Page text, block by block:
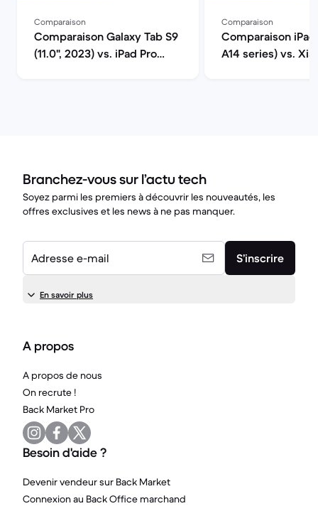
Comparaison
Comparaison Galaxy Tab S9
(11.0", 2023) vs. iPad Pro
Comparaison
Comparaison iPad
A14 series) vs.
Branchez-vous sur l’actu tech
Soyez parmi les premiers à découvrir les nouveautés, les
offres exclusives et les news à ne pas manquer.
Adresse e-mail S’inscrire
En savoir plus
A propos
A propos de nous
On recrute !
Back Market Pro
Besoin d'aide ?
Devenir vendeur sur Back Market
Connexion au Back Office marchand